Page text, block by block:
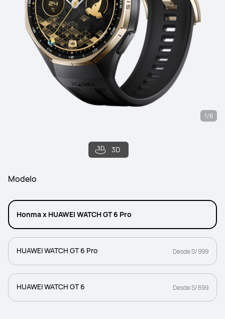
3D
1/6
Modelo
Honma x HUAWEI WATCH GT 6 Pro
HUAWEI WATCH GT 6 Pro Desde S/ 999
HUAWEI WATCH GT 6 Desde S/ 699